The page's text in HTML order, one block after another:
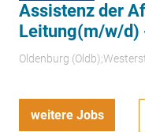
Assistenz der
Leitung(m/w/d)
Oldenburg
weitere Jobs